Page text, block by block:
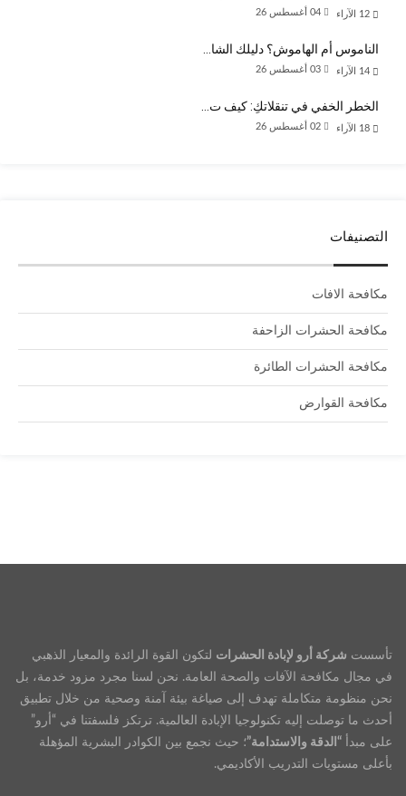
04 أغسطس 26 الآراء
الناموس أم الهاموش؟ دليلك الشا…
03 أغسطس 26 الآراء
الخطر الخفي في تنقلاتكِ: كيف ت…
02 أغسطس 26 الآراء
التصنيفات
مكافحة الافات
مكافحة الحشرات الزاحفة
مكافحة الحشرات الطائرة
مكافحة القوارض
تأسست شركة أرو لإبادة الحشرات لتكون القوة الرائدة والمعيار الذهبي
في مجال مكافحة الآفات والصحة العامة. نحن لسنا مجرد مزود خدمة، بل
نحن منظومة متكاملة تهدف إلى صياغة بيئة آمنة وصحية من خلال تطبيق
أحدث ما توصلت إليه تكنولوجيا الإبادة العالمية. ترتكز فلسفتنا في “أرو”
على مبدأ “الدقة والاستدامة”؛ حيث نجمع بين الكوادر البشرية المؤهلة
بأعلى مستويات التدريب الأكاديمي.